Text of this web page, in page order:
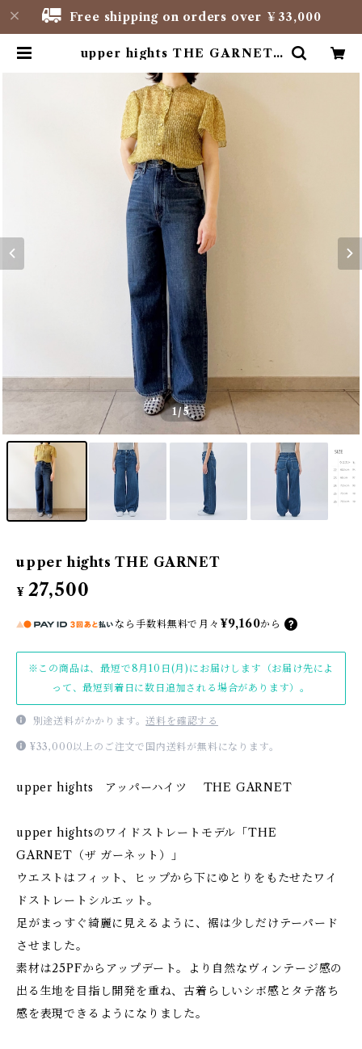
Free shipping on orders over ￥33,000
upper hights THE GARNET |
1/5
upper hights THE GARNET
¥ 27,500
なら 手数料無料で 月々 ¥9,160から
※この商品は、最短で8月10日(月)にお届けします（お届け先によ
って、最短到着日に数日追加される場合があります）。
別途送料がかかります。送料を確認する
¥33,000以上のご注文で国内送料が無料になります。
upper hights アッパーハイツ THE GARNET
upper hightsのワイドストレートモデル「THE
GARNET（ザ ガーネット）」
ウエストはフィット、ヒップから下にゆとりをもたせたワイ
ドストレートシルエット。
足がまっすぐ綺麗に見えるように、裾は少しだけテーパード
させました。
素材は25PFからアップデート。より自然なヴィンテージ感の
出る生地を目指し開発を重ね、古着らしいシボ感とタテ落ち
感を表現できるようになりました。